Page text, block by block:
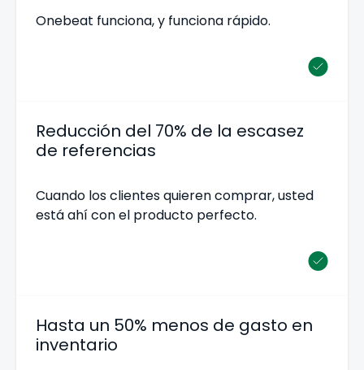
Onebeat funciona, y funciona rápido.
Reducción del 70% de la escasez
de referencias
Cuando los clientes quieren comprar, usted
está ahí con el producto perfecto.
Hasta un 50% menos de gasto en
inventario